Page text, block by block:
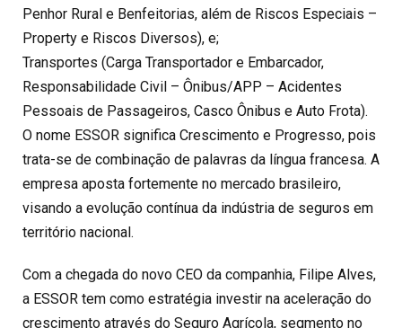
Penhor Rural e Benfeitorias, além de Riscos Especiais –
Property e Riscos Diversos), e;
Transportes (Carga Transportador e Embarcador,
Responsabilidade Civil – Ônibus/APP – Acidentes
Pessoais de Passageiros, Casco Ônibus e Auto Frota).
O nome ESSOR significa Crescimento e Progresso, pois
trata-se de combinação de palavras da língua francesa. A
empresa aposta fortemente no mercado brasileiro,
visando a evolução contínua da indústria de seguros em
território nacional.
Com a chegada do novo CEO da companhia, Filipe Alves,
a ESSOR tem como estratégia investir na aceleração do
crescimento através do Seguro Agrícola, segmento no